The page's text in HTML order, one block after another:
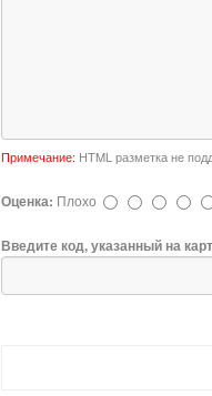
Примечание: HTML разметка не
Оценка: Плохо
Введите код, указанный на